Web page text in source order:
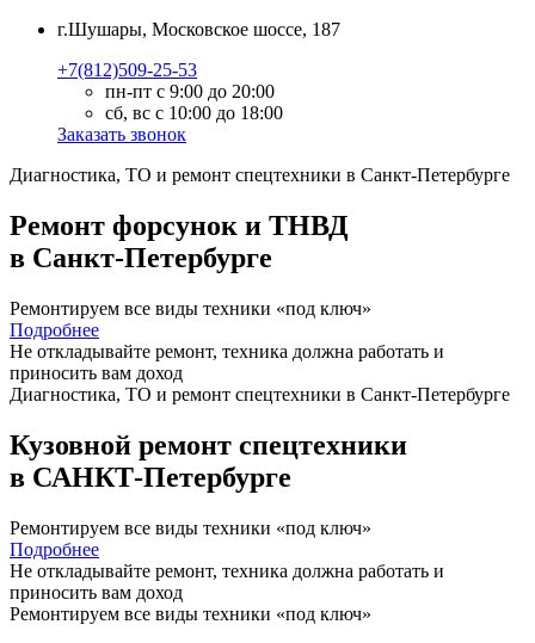
г.Шушары, Московское шоссе, 187
+7(812)509-25-53
пн-пт с 9:00 до 20:00
сб, вс с 10:00 до 18:00
Заказать звонок
Диагностика, ТО и ремонт спецтехники в Санкт-Петербурге
Ремонт форсунок и ТНВД
в Санкт-Петербурге
Ремонтируем все виды техники «под ключ»
Подробнее
Не откладывайте ремонт, техника должна работать и
приносить вам доход
Диагностика, ТО и ремонт спецтехники в Санкт-Петербурге
Кузовной ремонт спецтехники
в САНКТ-Петербурге
Ремонтируем все виды техники «под ключ»
Подробнее
Не откладывайте ремонт, техника должна работать и
приносить вам доход
Ремонтируем все виды техники «под ключ»